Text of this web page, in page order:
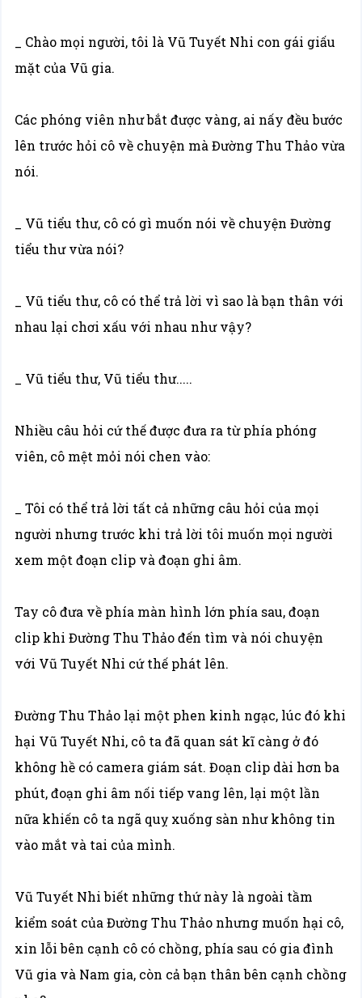
_ Chào mọi người, tôi là Vũ Tuyết Nhi con gái giấu
mặt của Vũ gia.
Các phóng viên như bắt được vàng, ai nấy đều bước
lên trước hỏi cô về chuyện mà Đường Thu Thảo vừa
nói.
_ Vũ tiểu thư, cô có gì muốn nói về chuyện Đường
tiểu thư vừa nói?
_ Vũ tiểu thư, cô có thể trả lời vì sao là bạn thân với
nhau lại chơi xấu với nhau như vậy?
_ Vũ tiểu thư, Vũ tiểu thư.....
Nhiều câu hỏi cứ thế được đưa ra từ phía phóng
viên, cô mệt mỏi nói chen vào:
_ Tôi có thể trả lời tất cả những câu hỏi của mọi
người nhưng trước khi trả lời tôi muốn mọi người
xem một đoạn clip và đoạn ghi âm.
Tay cô đưa về phía màn hình lớn phía sau, đoạn
clip khi Đường Thu Thảo đến tìm và nói chuyện
với Vũ Tuyết Nhi cứ thế phát lên.
Đường Thu Thảo lại một phen kinh ngạc, lúc đó khi
hại Vũ Tuyết Nhi, cô ta đã quan sát kĩ càng ở đó
không hề có camera giám sát. Đoạn clip dài hơn ba
phút, đoạn ghi âm nối tiếp vang lên, lại một lần
nữa khiến cô ta ngã quỵ xuống sàn như không tin
vào mắt và tai của mình.
Vũ Tuyết Nhi biết những thứ này là ngoài tầm
kiểm soát của Đường Thu Thảo nhưng muốn hại cô,
xin lỗi bên cạnh cô có chồng, phía sau có gia đình
Vũ gia và Nam gia, còn cả bạn thân bên cạnh chồng